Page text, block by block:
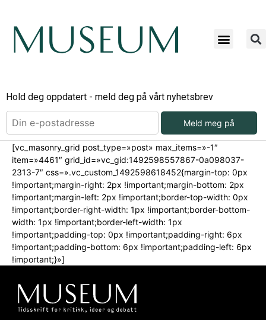
Hold deg oppdatert - meld deg på vårt nyhetsbrev
Meld meg på
[vc_masonry_grid post_type=»post» max_items=»-1″
item=»4461″ grid_id=»vc_gid:1492598557867-0a098037-
2313-7″ css=».vc_custom_1492598618452{margin-top: 0px
!important;margin-right: 2px !important;margin-bottom: 2px
!important;margin-left: 2px !important;border-top-width: 0px
!important;border-right-width: 1px !important;border-bottom-
width: 1px !important;border-left-width: 1px
!important;padding-top: 0px !important;padding-right: 6px
!important;padding-bottom: 6px !important;padding-left: 6px
!important;}»]